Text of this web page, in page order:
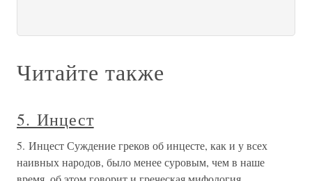
Читайте также
5. Инцест
5. Инцест Суждение греков об инцесте, как и у всех
наивных народов, было менее суровым, чем в наше